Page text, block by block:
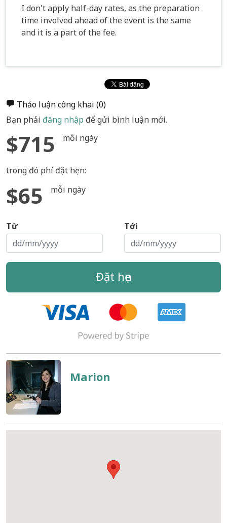
I don't apply half-day rates, as the preparation
time involved ahead of the event is the same
and it is a part of the fee.
Thảo luận công khai (0)
Bạn phải đăng nhập để gửi bình luận mới.
$715 mỗi ngày
trong đó phí đặt hẹn:
$65 mỗi ngày
Từ Tới
Đặt hẹn
Marion